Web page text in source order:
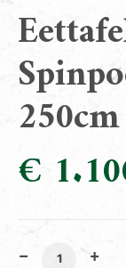
250cm
€
Eettafel